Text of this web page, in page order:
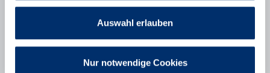
Auswahl erlauben
Nur notwendige Cookies
Gartenbau
82178 Puchheim
089/80098-601